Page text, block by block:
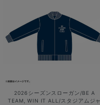
2026シーズンスローガン/BE A
TEAM, WIN IT ALL/スタジアムジャ